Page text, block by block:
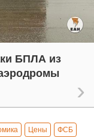
БПЛА из
Цены ФСБ